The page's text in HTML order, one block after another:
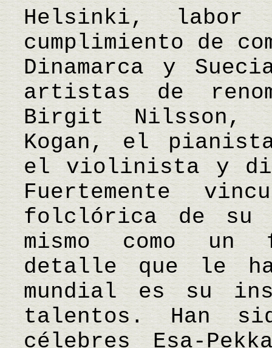
Helsinki, labor
cumplimiento de
Dinamarca y
artistas de
Birgit Nilsson,
Kogan, el
el violinista y
Fuertemente
folclórica de
mismo como
detalle que le
mundial es su
talentos. Han
célebres Esa-